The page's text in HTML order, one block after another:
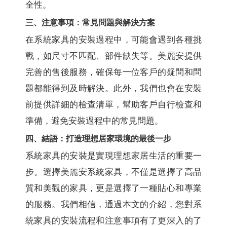
全性。
三、注意事項：常見問題與解決方案
在系統家具的安裝過程中，可能會遇到各種挑
戰，如尺寸不匹配、部件缺失等。美麗安提供
完善的售後服務，確保每一位客戶的疑問和問
題都能得到及時解決。此外，我們也會在安裝
前提供詳細的檢查清單，幫助客戶自行檢查和
準備，避免安裝過程中的常見問題。
四、結語：打造理想居家環境的最後一步
系統家具的安裝是實現理想家居生活的重要一
步。選擇美麗安系統家具，不僅是選擇了高品
質和美觀的家具，更是選擇了一種貼心和專業
的服務。我們相信，通過本文的介紹，您對系
統家具的安裝流程和注意事項有了更深入的了